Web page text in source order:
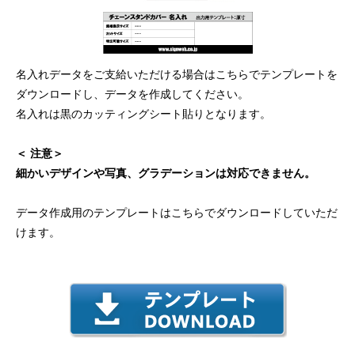
名入れデータをご支給いただける場合はこちらでテンプレートを
ダウンロードし、データを作成してください。
名入れは黒のカッティングシート貼りとなります。
＜ 注意＞
細かいデザインや写真、グラデーションは対応できません。
データ作成用のテンプレートはこちらでダウンロードしていただ
けます。